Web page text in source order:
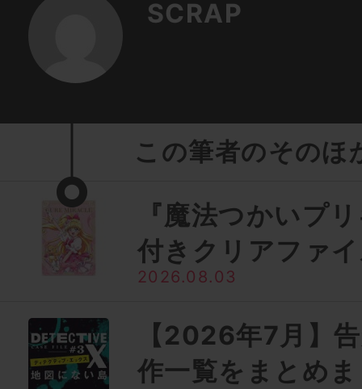
SCRAP
この筆者のそのほ
『魔法つかいプ
付きクリアファ
2026.08.03
【2026年7月】
作一覧をまとめ